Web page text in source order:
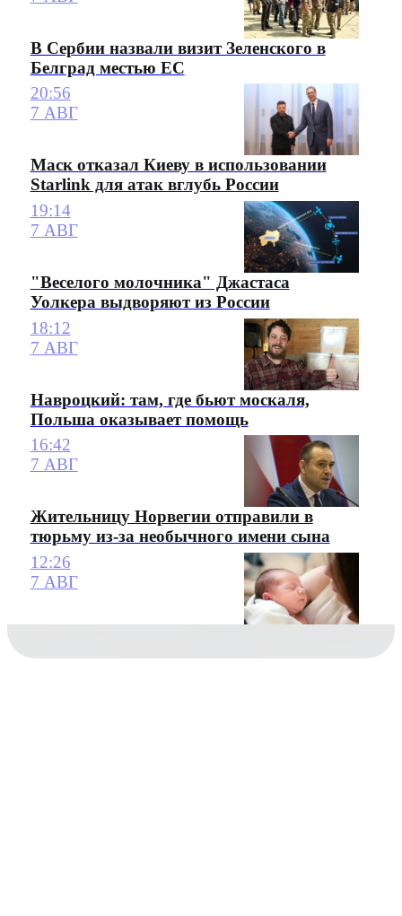
В Сербии назвали визит Зеленского в
Белград местью ЕС
20:56
7 АВГ
Маск отказал Киеву в использовании
Starlink для атак вглубь России
19:14
7 АВГ
"Веселого молочника" Джастаса
Уолкера выдворяют из России
18:12
7 АВГ
Навроцкий: там, где бьют москаля,
Польша оказывает помощь
16:42
7 АВГ
Жительницу Норвегии отправили в
тюрьму из-за необычного имени сына
12:26
7 АВГ